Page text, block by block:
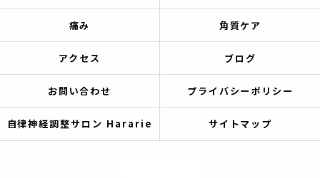
痛み 角質ケア
アクセス ブログ
お問い合わせ プライバシーポリシー
自律神経調整サロン Hararie サイトマップ